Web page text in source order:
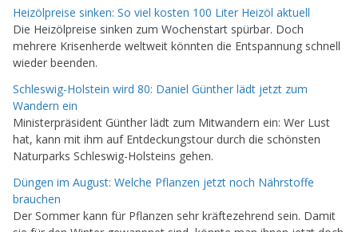
Heizölpreise sinken: So viel kosten 100 Liter Heizöl aktuell
Die Heizölpreise sinken zum Wochenstart spürbar. Doch
mehrere Krisenherde weltweit könnten die Entspannung schnell
wieder beenden.
Schleswig-Holstein wird 80: Daniel Günther lädt jetzt zum
Wandern ein
Ministerpräsident Günther lädt zum Mitwandern ein: Wer Lust
hat, kann mit ihm auf Entdeckungstour durch die schönsten
Naturparks Schleswig-Holsteins gehen.
Düngen im August: Welche Pflanzen jetzt noch Nährstoffe
brauchen
Der Sommer kann für Pflanzen sehr kräftezehrend sein. Damit